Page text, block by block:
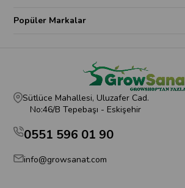
Popüler Markalar
Sütlüce Mahallesi, Uluzafer Cad.
No:46/B Tepebaşı - Eskişehir
0551 596 01 90
info@growsanat.com